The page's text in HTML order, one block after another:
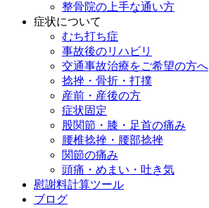
整骨院の上手な通い方
症状について
むち打ち症
事故後のリハビリ
交通事故治療をご希望の方へ
捻挫・骨折・打撲
産前・産後の方
症状固定
股関節・膝・足首の痛み
腰椎捻挫・腰部捻挫
関節の痛み
頭痛・めまい・吐き気
慰謝料計算ツール
ブログ